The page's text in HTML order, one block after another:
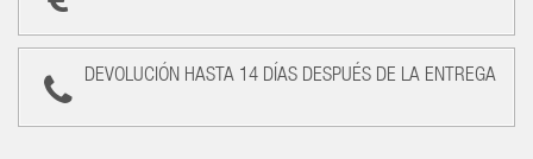
DEVOLUCIÓN HASTA 14 DÍAS DESPUÉS DE LA ENTREGA